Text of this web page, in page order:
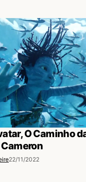
O Caminho
22/11/2022